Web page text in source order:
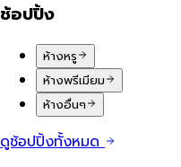
ช้อปปิ้ง
ห้างหรู
ห้างพรีเมียม
ห้างอื่นๆ
ดูช้อปปิ้งทั้งหมด